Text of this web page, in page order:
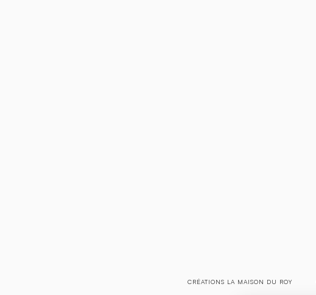
CRÉATIONS LA MAISON DU ROY